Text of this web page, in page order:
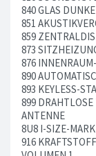
840 GLAS
851
859
873
876
890
893 KEYLESS-
899
ANTENNE
8U8 I-SIZE-
916